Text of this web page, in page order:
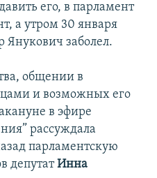
его, в парламент
а утром 30 января
Янукович заболел.
общении в
и возможных его
в эфире
рассуждала
парламентскую
депутатИнна